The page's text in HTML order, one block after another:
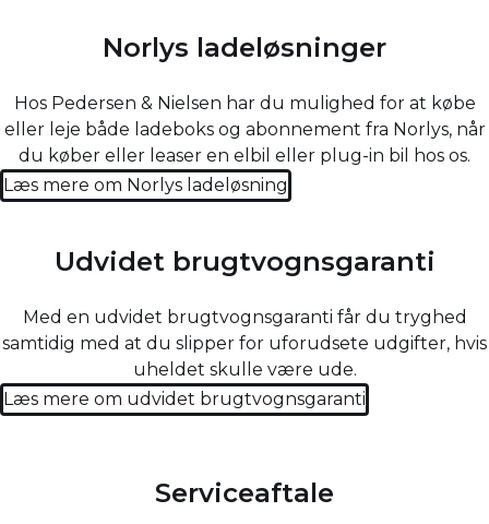
Norlys ladeløsninger
Hos Pedersen & Nielsen har du mulighed for at købe
eller leje både ladeboks og abonnement fra Norlys, når
du køber eller leaser en elbil eller plug-in bil hos os.
Læs mere om Norlys ladeløsning
Udvidet brugtvognsgaranti
Med en udvidet brugtvognsgaranti får du tryghed
samtidig med at du slipper for uforudsete udgifter, hvis
uheldet skulle være ude.
Læs mere om udvidet brugtvognsgaranti
Serviceaftale